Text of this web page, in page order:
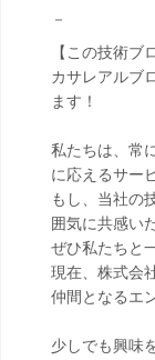
－
【この技術ブ
カサレアルブ
ます！
私たちは、常
に応えるサー
もし、当社の
囲気に共感い
ぜひ私たちと
現在、株式会
仲間となるエ
少しでも興味